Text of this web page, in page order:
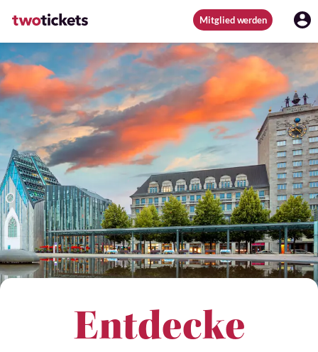
Mitglied werden
Entdecke